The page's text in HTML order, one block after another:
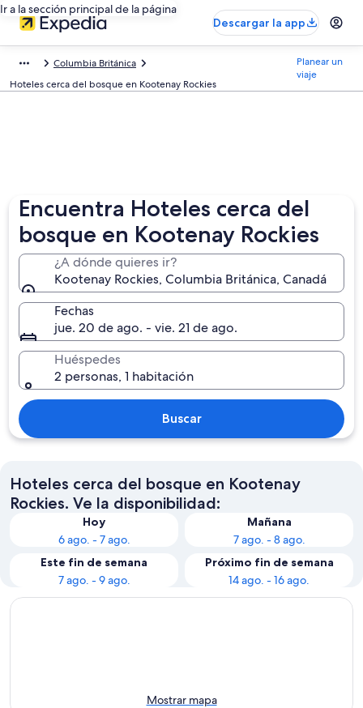
Ir a la sección principal de la página
Descargar la app
Columbia Británica
Hoteles cerca del bosque en Kootenay Rockies
Planear un
viaje
Encuentra Hoteles cerca del
bosque en Kootenay Rockies
¿A dónde quieres ir?
Kootenay Rockies, Columbia Británica, Canadá
Fechas
jue. 20 de ago. - vie. 21 de ago.
Huéspedes
2 personas, 1 habitación
Buscar
Hoteles cerca del bosque en Kootenay
Rockies. Ve la disponibilidad:
Hoy
6 ago. - 7 ago.
Mañana
7 ago. - 8 ago.
Este fin de semana
7 ago. - 9 ago.
Próximo fin de semana
14 ago. - 16 ago.
Mostrar mapa